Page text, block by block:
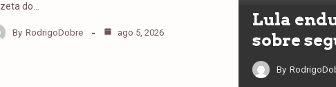
do…
By RodrigoDobre ago 5, 2026
Lula
sobre
By